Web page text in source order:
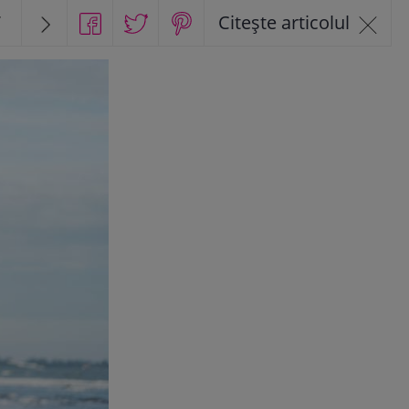
Citește articolul